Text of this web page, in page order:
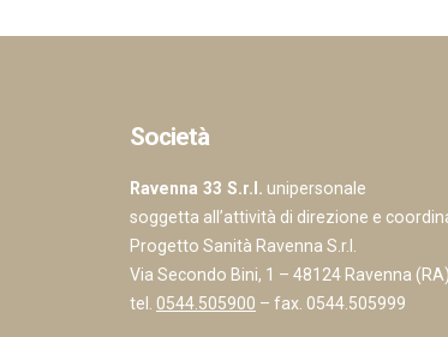
Società
Ravenna 33 S.r.l. unipersonale
soggetta all’attività di direzione e
Progetto Sanità Ravenna S.r.l.
Via Secondo Bini, 1 – 48124 Ravenna (RA)
tel. 0544.505900 – fax. 0544.505999